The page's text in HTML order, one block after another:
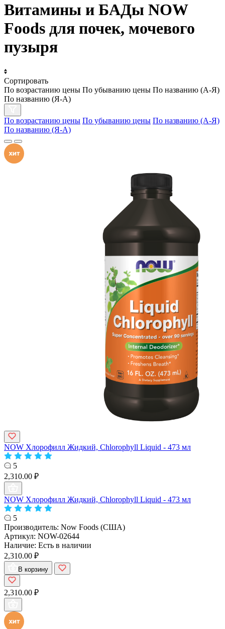
Витамины и БАДы NOW
Foods для почек, мочевого
пузыря
Сортировать
По возрастанию цены По убыванию цены По названию (А-Я)
По названию (Я-А)
По возрастанию цены По убыванию цены По названию (А-Я)
По названию (Я-А)
NOW Хлорофилл Жидкий, Chlorophyll Liquid - 473 мл
5
2,310.00 ₽
NOW Хлорофилл Жидкий, Chlorophyll Liquid - 473 мл
5
Производитель: Now Foods (США)
Артикул: NOW-02644
Наличие: Есть в наличии
2,310.00 ₽
В корзину
2,310.00 ₽